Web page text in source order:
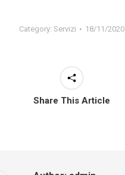
Category: Servizi 18/11/2020
Share This Article